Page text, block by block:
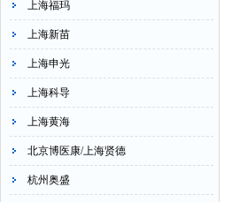
上海福玛
上海新苗
上海申光
上海科导
上海黄海
北京博医康/上海贤德
杭州奥盛